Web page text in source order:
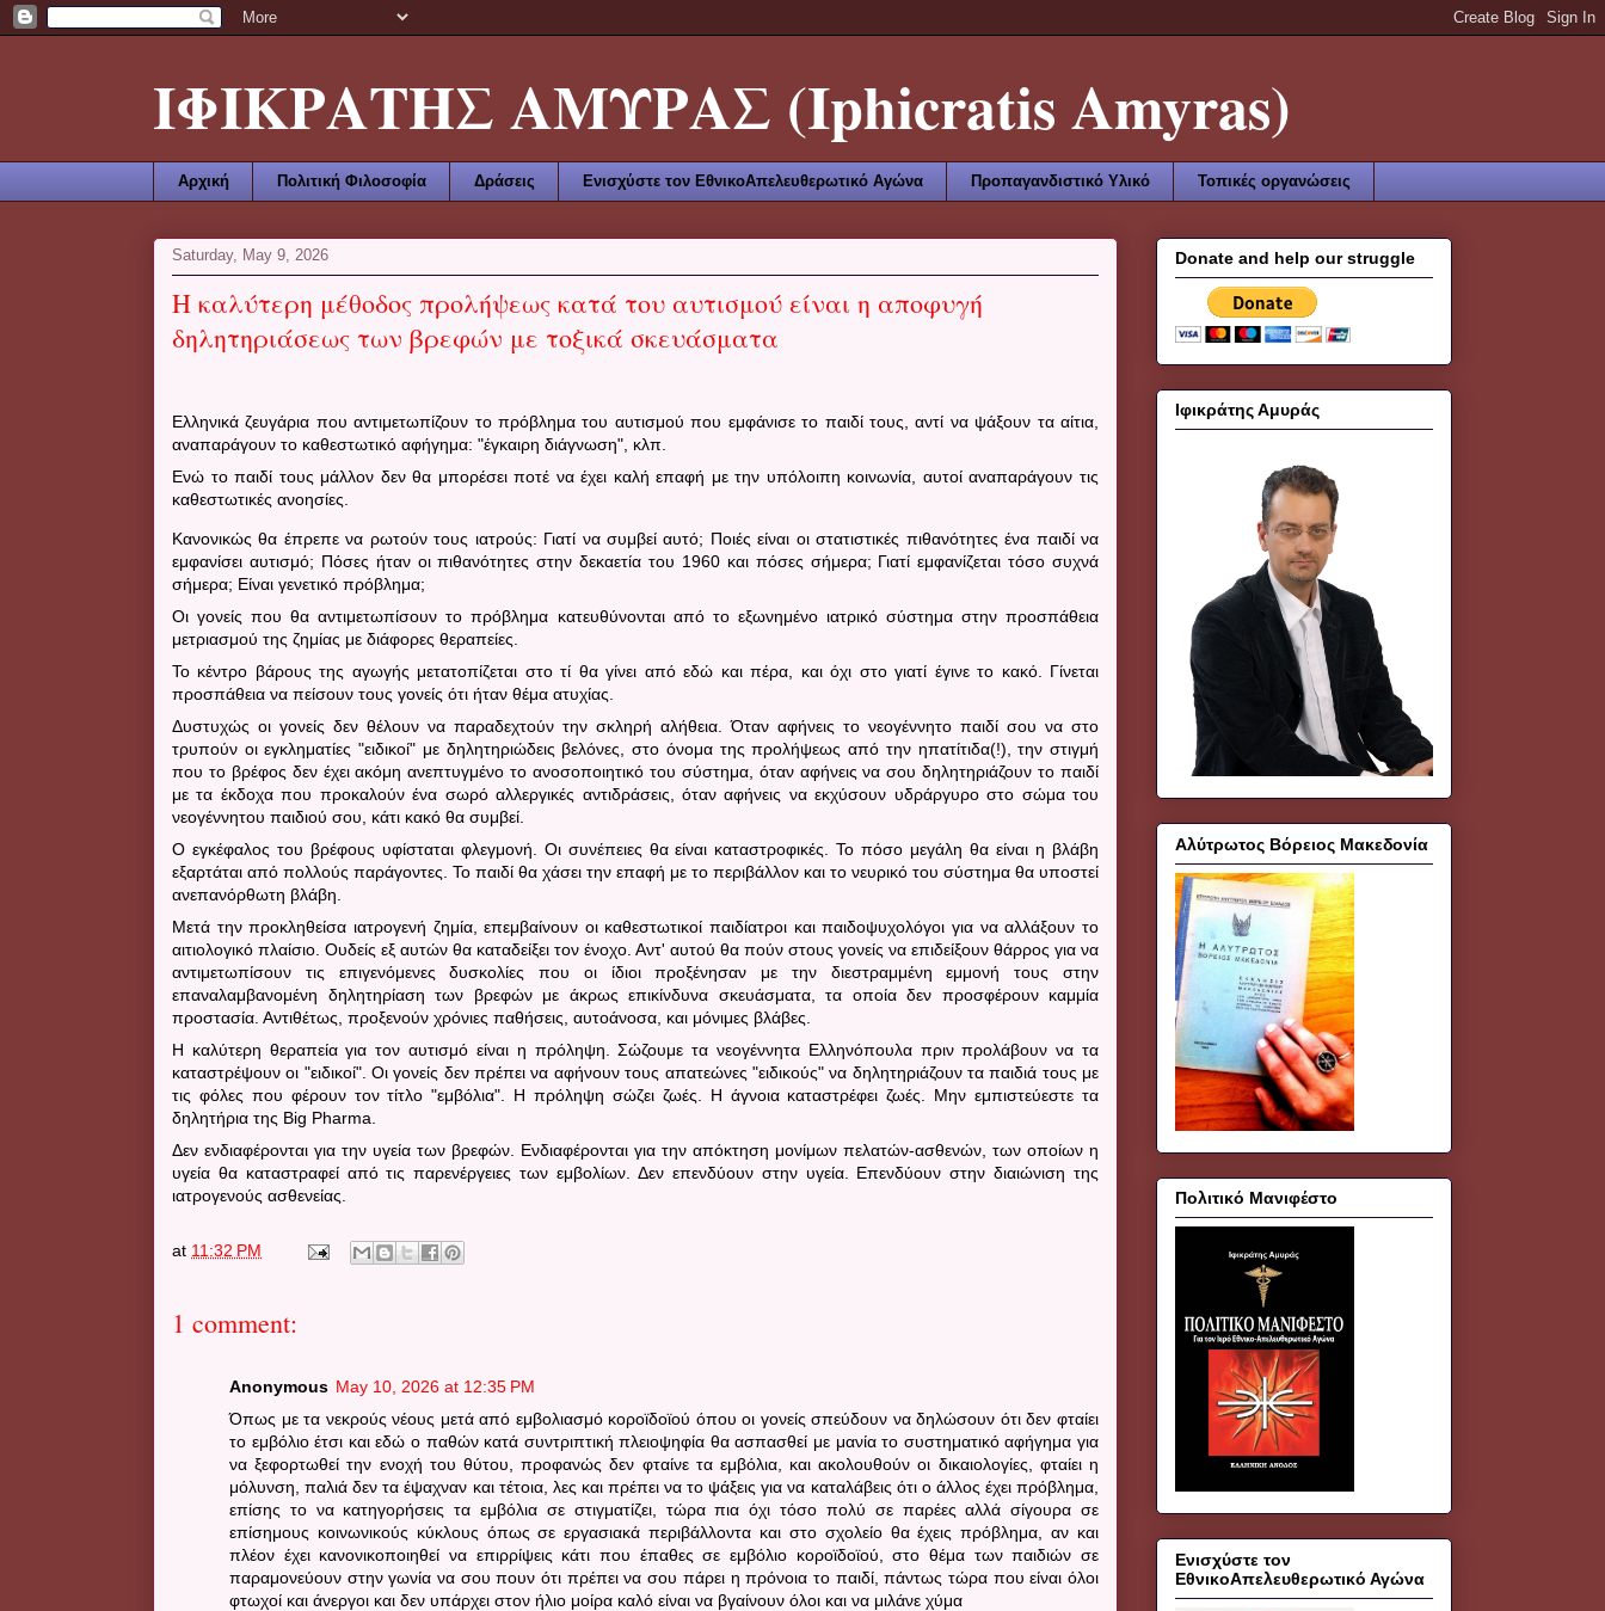
ΙΦΙΚΡΑΤΗΣ ΑΜΥΡΑΣ (Iphicratis Amyras)
Αρχική Πολιτική Φιλοσοφία Δράσεις Ενισχύστε τον ΕθνικοΑπελευθερωτικό Αγώνα Προπαγανδιστικό Υλικό Τοπικές οργανώσεις
Saturday, May 9, 2026
Η καλύτερη μέθοδος προλήψεως κατά του αυτισμού είναι η αποφυγή
δηλητηριάσεως των βρεφών με τοξικά σκευάσματα
Ελληνικά ζευγάρια που αντιμετωπίζουν το πρόβλημα του αυτισμού που εμφάνισε το παιδί τους, αντί να ψάξουν τα αίτια,
αναπαράγουν το καθεστωτικό αφήγημα: "έγκαιρη διάγνωση", κλπ.
Ενώ το παιδί τους μάλλον δεν θα μπορέσει ποτέ να έχει καλή επαφή με την υπόλοιπη κοινωνία, αυτοί αναπαράγουν τις
καθεστωτικές ανοησίες.
Κανονικώς θα έπρεπε να ρωτούν τους ιατρούς: Γιατί να συμβεί αυτό; Ποιές είναι οι στατιστικές πιθανότητες ένα παιδί να
εμφανίσει αυτισμό; Πόσες ήταν οι πιθανότητες στην δεκαετία του 1960 και πόσες σήμερα; Γιατί εμφανίζεται τόσο συχνά
σήμερα; Είναι γενετικό πρόβλημα;
Οι γονείς που θα αντιμετωπίσουν το πρόβλημα κατευθύνονται από το εξωνημένο ιατρικό σύστημα στην προσπάθεια
μετριασμού της ζημίας με διάφορες θεραπείες.
Το κέντρο βάρους της αγωγής μετατοπίζεται στο τί θα γίνει από εδώ και πέρα, και όχι στο γιατί έγινε το κακό. Γίνεται
προσπάθεια να πείσουν τους γονείς ότι ήταν θέμα ατυχίας.
Δυστυχώς οι γονείς δεν θέλουν να παραδεχτούν την σκληρή αλήθεια.Όταν αφήνεις το νεογέννητο παιδί σου να στο
τρυπούν οι εγκληματίες "ειδικοί" με δηλητηριώδεις βελόνες, στο όνομα της προλήψεως από την ηπατίτιδα(!), την στιγμή
που το βρέφος δεν έχει ακόμη ανεπτυγμένο το ανοσοποιητικό του σύστημα, όταν αφήνεις να σου δηλητηριάζουν το παιδί
με τα έκδοχα που προκαλούν ένα σωρό αλλεργικές αντιδράσεις, όταν αφήνεις να εκχύσουν υδράργυρο στο σώμα του
νεογέννητου παιδιού σου, κάτι κακό θα συμβεί.
Ο εγκέφαλος του βρέφους υφίσταται φλεγμονή. Οι συνέπειες θα είναι καταστροφικές. Το πόσο μεγάλη θα είναι η βλάβη
εξαρτάται από πολλούς παράγοντες. Το παιδί θα χάσει την επαφή με το περιβάλλον και το νευρικό του σύστημα θα υποστεί
ανεπανόρθωτη βλάβη.
Μετά την προκληθείσα ιατρογενή ζημία, επεμβαίνουν οι καθεστωτικοί παιδίατροι και παιδοψυχολόγοι για να αλλάξουν το
αιτιολογικό πλαίσιο. Ουδείς εξ αυτών θα καταδείξει τον ένοχο. Αντ' αυτού θα πούν στους γονείς να επιδείξουν θάρρος για να
αντιμετωπίσουν τις επιγενόμενες δυσκολίες που οι ίδιοι προξένησαν με την διεστραμμένη εμμονή τους στην
επαναλαμβανομένη δηλητηρίαση των βρεφών με άκρως επικίνδυνα σκευάσματα, τα οποία δεν προσφέρουν καμμία
προστασία. Αντιθέτως, προξενούν χρόνιες παθήσεις, αυτοάνοσα, και μόνιμες βλάβες.
Η καλύτερη θεραπεία για τον αυτισμό είναι η πρόληψη.Σώζουμε τα νεογέννητα Ελληνόπουλα πριν προλάβουν να τα
καταστρέψουν οι "ειδικοί". Οι γονείς δεν πρέπει να αφήνουν τους απατεώνες "ειδικούς" να δηλητηριάζουν τα παιδιά τους με
τις φόλες που φέρουν τον τίτλο "εμβόλια". Η πρόληψη σώζει ζωές. Η άγνοια καταστρέφει ζωές. Μην εμπιστεύεστε τα
δηλητήρια της Big Pharma.
Δεν ενδιαφέρονται για την υγεία των βρεφών. Ενδιαφέρονται για την απόκτηση μονίμων πελατών-ασθενών, των οποίων η
υγεία θα καταστραφεί από τις παρενέργειες των εμβολίων. Δεν επενδύουν στην υγεία. Επενδύουν στην διαιώνιση της
ιατρογενούς ασθενείας.
at 11:32 PM
1 comment:
Anonymous May 10, 2026 at 12:35 PM
Όπως με τα νεκρούς νέους μετά από εμβολιασμό κοροϊδοϊού όπου οι γονείς σπεύδουν να δηλώσουν ότι δεν φταίει
το εμβόλιο έτσι και εδώ ο παθών κατά συντριπτική πλειοψηφία θα ασπασθεί με μανία το συστηματικό αφήγημα για
να ξεφορτωθεί την ενοχή του θύτου, προφανώς δεν φταίνε τα εμβόλια, και ακολουθούν οι δικαιολογίες, φταίει η
μόλυνση, παλιά δεν τα έψαχναν και τέτοια, λες και πρέπει να το ψάξεις για να καταλάβεις ότι ο άλλος έχει πρόβλημα,
επίσης το να κατηγορήσεις τα εμβόλια σε στιγματίζει, τώρα πια όχι τόσο πολύ σε παρέες αλλά σίγουρα σε
επίσημους κοινωνικούς κύκλους όπως σε εργασιακά περιβάλλοντα και στο σχολείο θα έχεις πρόβλημα, αν και
πλέον έχει κανονικοποιηθεί να επιρρίψεις κάτι που έπαθες σε εμβόλιο κοροϊδοϊού, στο θέμα των παιδιών σε
παραμονεύουν στην γωνία να σου πουν ότι πρέπει να σου πάρει η πρόνοια το παιδί, πάντως τώρα που είναι όλοι
φτωχοί και άνεργοι και δεν υπάρχει στον ήλιο μοίρα καλό είναι να βγαίνουν όλοι και να μιλάνε χύμα
Donate and help our struggle
Ιφικράτης Αμυράς
Αλύτρωτος Βόρειος Μακεδονία
Πολιτικό Μανιφέστο
Ενισχύστε τον
ΕθνικοΑπελευθερωτικό Αγώνα